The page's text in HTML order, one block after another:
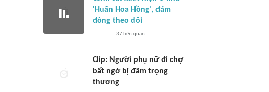
'Huấn Hoa Hồng', đám
đông theo dõi
37liên quan
Clip: Người phụ nữ đi chợ
bất ngờ bị đâm trọng
thương